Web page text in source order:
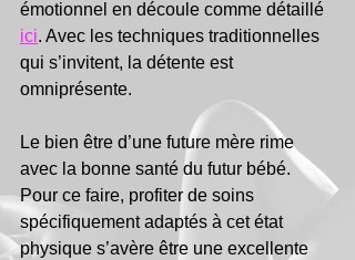
émotionnel en découle comme détaillé
ici. Avec les techniques traditionnelles
qui s’invitent, la détente est
omniprésente.
Le bien être d’une future mère rime
avec la bonne santé du futur bébé.
Pour ce faire, profiter de soins
spécifiquement adaptés à cet état
physique s’avère être une excellente